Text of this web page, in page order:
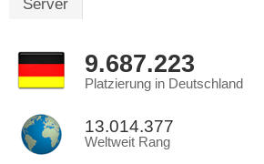
Server
9.687.223
Platzierung in Deutschland
13.014.377
Weltweit Rang